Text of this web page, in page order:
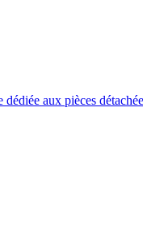
aux pièces